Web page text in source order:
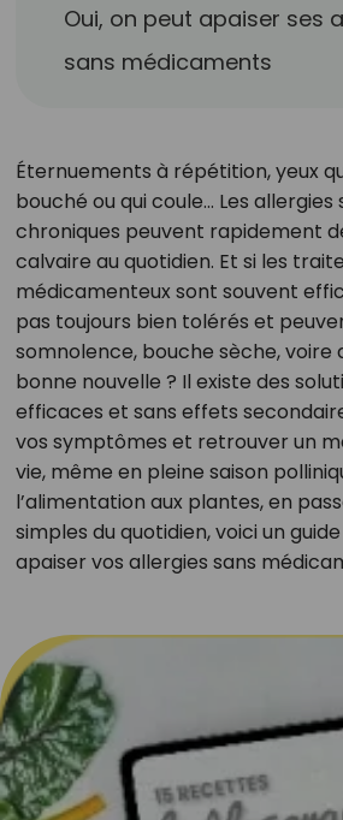
Oui, on peut apaiser ses
sans médicaments
Éternuements à répétition, yeux
bouché ou qui coule… Les allergies
chroniques peuvent rapidement
calvaire au quotidien. Et si les
médicamenteux sont souvent
pas toujours bien tolérés et
somnolence, bouche sèche, voire
bonne nouvelle ? Il existe des
efficaces et sans effets
vos symptômes et retrouver un
vie, même en pleine saison
l’alimentation aux plantes, en
simples du quotidien, voici un
apaiser vos allergies sans